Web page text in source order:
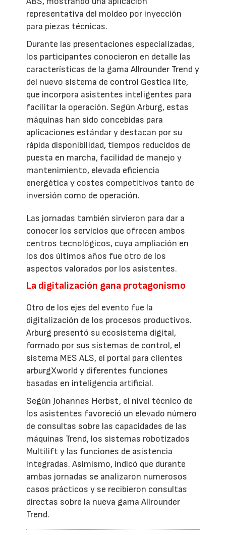
representativa del moldeo por inyección
para piezas técnicas.
Durante las presentaciones especializadas,
los participantes conocieron en detalle las
características de la gama Allrounder Trend y
del nuevo sistema de control Gestica lite,
que incorpora asistentes inteligentes para
facilitar la operación. Según Arburg, estas
máquinas han sido concebidas para
aplicaciones estándar y destacan por su
rápida disponibilidad, tiempos reducidos de
puesta en marcha, facilidad de manejo y
mantenimiento, elevada eficiencia
energética y costes competitivos tanto de
inversión como de operación.
Las jornadas también sirvieron para dar a
conocer los servicios que ofrecen ambos
centros tecnológicos, cuya ampliación en
los dos últimos años fue otro de los
aspectos valorados por los asistentes.
La digitalización gana protagonismo
Otro de los ejes del evento fue la
digitalización de los procesos productivos.
Arburg presentó su ecosistema digital,
formado por sus sistemas de control, el
sistema MES ALS, el portal para clientes
arburgXworld y diferentes funciones
basadas en inteligencia artificial.
Según Johannes Herbst, el nivel técnico de
los asistentes favoreció un elevado número
de consultas sobre las capacidades de las
máquinas Trend, los sistemas robotizados
Multilift y las funciones de asistencia
integradas. Asimismo, indicó que durante
ambas jornadas se analizaron numerosos
casos prácticos y se recibieron consultas
directas sobre la nueva gama Allrounder
Trend.